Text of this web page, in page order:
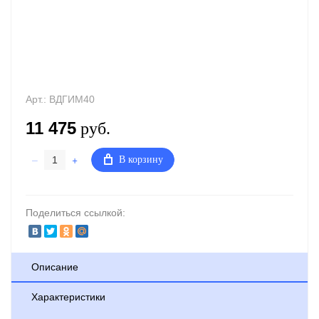
Арт.: ВДГИМ40
11 475 руб.
– + В корзину
Поделиться ссылкой:
Описание
Характеристики